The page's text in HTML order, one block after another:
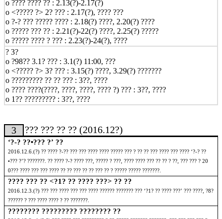
o ???? ???? ?? : 2.13(?)-2.17(?)
o <????? ?> 2? ??? : 2.17(?), ???? ???
o ?-? ??? ????? ???? : 2.18(?) ????, 2.20(?) ????
o ????? ??? ?? : 2.21(?)-22(?) ????, 2.25(?) ?????
o ????? ???? ? ??? : 2.23(?)-24(?), ????
? 3?
o ?98?? 3.1? ??? : 3.1(?) 11:00, ???
o <????? ?> 3? ??? : 3.15(?) ????, 3.29(?) ???????
o ????????? ?? ?? ??? : 3??, ????
o ???? ????(????, ????, ????, ???? ?) ??? : 3??, ????
o 1?? ????????? : 3??, ????
3 ??? ??? ?? ?? (2016.12?)
‘?-? ??•??? ?’ ??
2016.12.6.(?) ?? ???? ?-?? ??? ??? ???? ???? ????? ??? ? ?? ?? ??? ???? ??? ???? ‘?-? ??
•??? ?’? ???????. ?? ???? ?-? ???? ???, ????? ? ???, ???? ???? ??? ?? ?? ? ??, ??? ??? ? 20
0??? ???? ??? ??? ???? ?? ?? ??? ?? ?? ??? ?? ? ????? ????? ???????.
???? ??? ?? <?1? ?? ???? ???> ?? ??
2016.12.3.(?) ??? ??? ???? ??? ??? ???? ?????? ??????? ??? ‘?1 ? ?? ???? ???’ ??? ????, ?8?
?????? ? ??? ???? ???? ? ?? ???????.
???????? ????????? ???????? ??